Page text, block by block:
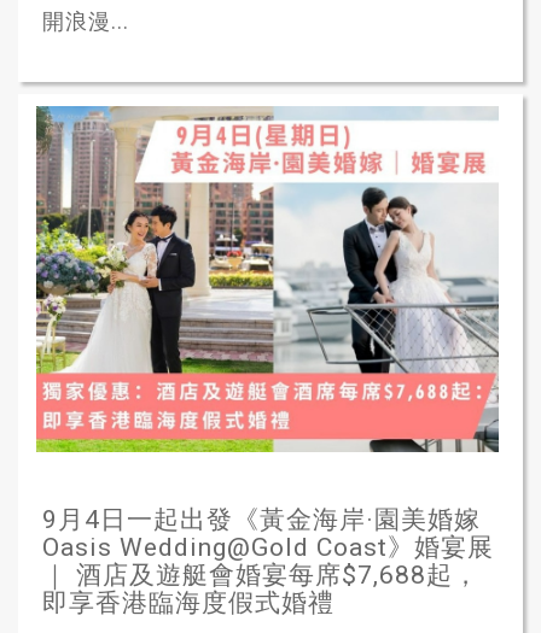
開浪漫...
9月4日一起出發《黃金海岸·園美婚嫁
Oasis Wedding@Gold Coast》婚宴展
｜ 酒店及遊艇會婚宴每席$7,688起，
即享香港臨海度假式婚禮